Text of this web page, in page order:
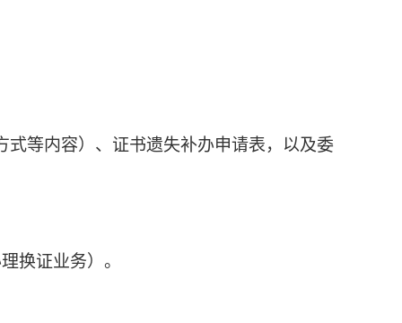
等内容）、 证书遗失补办申请表，以及委
换证业务） 。